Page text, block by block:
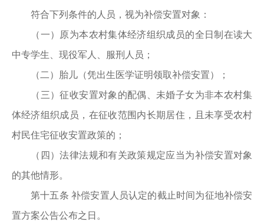
符合下列条件的人员，视为补偿安置对象：
（一）原为本农村集体经济组织成员的全日制在读大
中专学生、现役军人、服刑人员；
（二）胎儿（凭出生医学证明领取补偿安置）；
（三）征收安置对象的配偶、未婚子女为非本农村集
体经济组织成员，在征收范围内长期居住，且未享受农村
村民住宅征收安置政策的；
（四）法律法规和有关政策规定应当为补偿安置对象
的其他情形。
第十五条 补偿安置人员认定的截止时间为征地补偿安
置方案公告公布之日。